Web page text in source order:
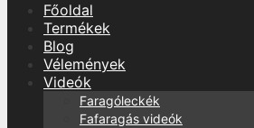
Főoldal
Termékek
Blog
Vélemények
Videók
Faragóleckék
Fafaragás videók